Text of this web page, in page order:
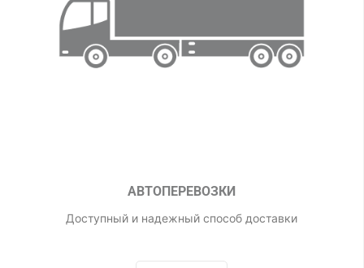
АВТОПЕРЕВОЗКИ
Доступный и надежный способ доставки